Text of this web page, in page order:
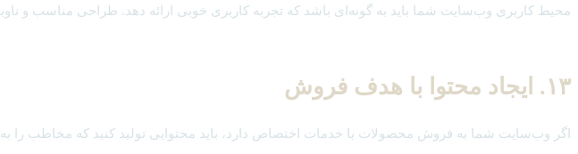
محیط کاربری وب‌سایت شما باید به گونه‌ای باشد که تجربه کاربری خوبی ارائه دهد. طراحی مناسب و
۱۳. ایجاد محتوا با هدف فروش
اگر وب‌سایت شما به فروش محصولات یا خدمات اختصاص دارد، باید محتوایی تولید کنید که مخاطب را